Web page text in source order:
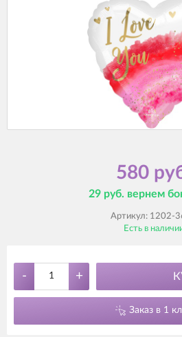
580
29 руб. вернем
Артикул: 1202-
Есть в
- +
Заказ в 1